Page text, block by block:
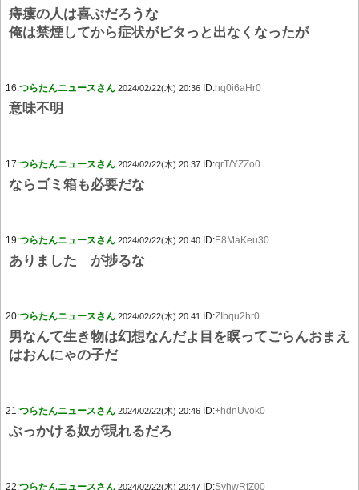
痔瘻の人は喜ぶだろうな
俺は禁煙してから症状がピタっと出なくなったが
16:つらたんニュースさん 2024/02/22(木) 20:36 ID:hq0i6aHr0
意味不明
17:つらたんニュースさん 2024/02/22(木) 20:37 ID:qrT/YZZo0
ならゴミ箱も必要だな
19:つらたんニュースさん 2024/02/22(木) 20:40 ID:E8MaKeu30
ありました が捗るな
20:つらたんニュースさん 2024/02/22(木) 20:41 ID:ZIbqu2hr0
男なんて生き物は幻想なんだよ目を瞑ってごらんおまえ
はおんにゃの子だ
21:つらたんニュースさん 2024/02/22(木) 20:46 ID:+hdnUvok0
ぶっかける奴が現れるだろ
22:つらたんニュースさん 2024/02/22(木) 20:47 ID:SyhwRfZ00